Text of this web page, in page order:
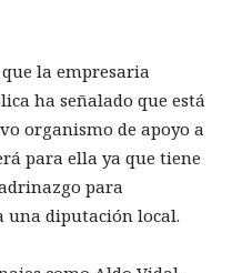
la empresaria
ha señalado que está
organismo de apoyo a
para ella ya que tiene
para
una diputación local.